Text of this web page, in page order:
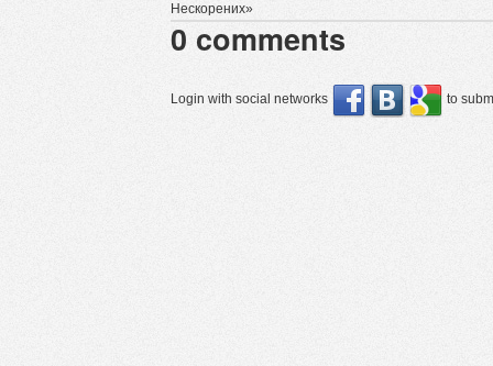
Нескорених»
0 comments
Login with social networks to